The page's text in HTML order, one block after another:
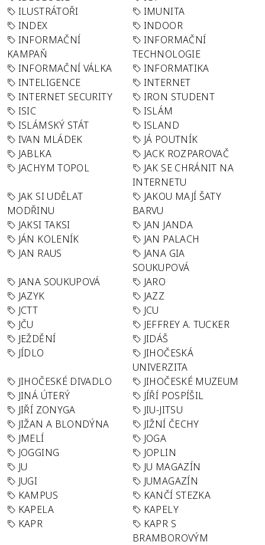
ILUSTRÁTOŘI
IMUNITA
INDEX
INDOOR
INFORMAČNÍ
KAMPAŇ
INFORMAČNÍ
TECHNOLOGIE
INFORMAČNÍ VÁLKA
INFORMATIKA
INTELIGENCE
INTERNET
INTERNET SECURITY
IRON STUDENT
ISIC
ISLÁM
ISLÁMSKÝ STÁT
ISLAND
IVAN MLÁDEK
JÁ POUTNÍK
JABLKA
JACK ROZPAROVAČ
JACHYM TOPOL
JAK SE CHRÁNIT NA
INTERNETU
JAK SI UDĚLAT
MODŘINU
JAKOU MAJÍ ŠATY
BARVU
JAKSI TAKSI
JAN JANDA
JÁN KOLENÍK
JAN PALACH
JAN RAUS
JANA GIA
SOUKUPOVÁ
JANA SOUKUPOVÁ
JARO
JAZYK
JAZZ
JCTT
JCU
JČU
JEFFREY A. TUCKER
JEŽDĚNÍ
JIDÁŠ
JÍDLO
JIHOČESKÁ
UNIVERZITA
JIHOČESKÉ DIVADLO
JIHOČESKÉ MUZEUM
JINÁ ÚTERÝ
JÍŘÍ POSPÍŠIL
JIŘÍ ZONYGA
JIU-JITSU
JIŽAN A BLONDÝNA
JIŽNÍ ČECHY
JMELÍ
JOGA
JOGGING
JOPLIN
JU
JU MAGAZÍN
JUGI
JUMAGAZÍN
KAMPUS
KANČÍ STEZKA
KAPELA
KAPELY
KAPR
KAPR S
BRAMBOROVÝM